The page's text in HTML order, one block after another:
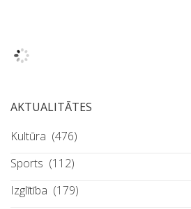
AKTUALITĀTES
Kultūra (476)
Sports (112)
Izglītība (179)